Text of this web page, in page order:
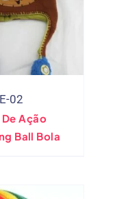
02
Ação
Ball Bola